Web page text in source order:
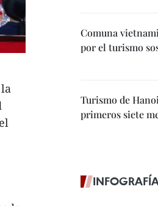
Comuna
por el turismo
Turismo de
primeros siete